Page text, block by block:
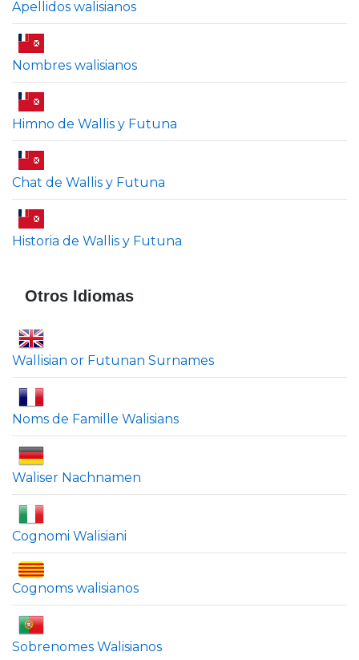
Apellidos walisianos
Nombres walisianos
Himno de Wallis y Futuna
Chat de Wallis y Futuna
Historia de Wallis y Futuna
Otros Idiomas
Wallisian or Futunan Surnames
Noms de Famille Walisians
Waliser Nachnamen
Cognomi Walisiani
Cognoms walisianos
Sobrenomes Walisianos